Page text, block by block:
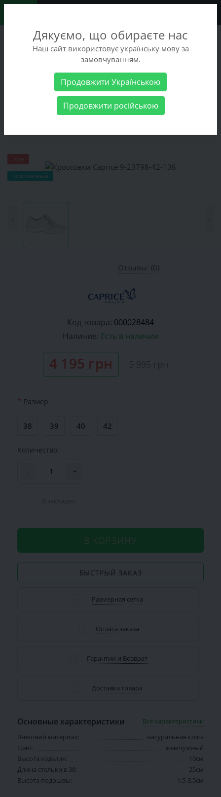
+38 (068) 486-90-09
+38 (093) 486-90-09
Женские товары Женская обувь
Кроссовки Caprice 9-23798-
ПОПУЛЯРНЫЙ
Отзывы: (0)
Код товара: 000028484
Наличие: Есть в наличии
4 195 грн
* Размер
38 39 40 42
Количество:
- +
В КОРЗИНУ
БЫСТРЫЙ ЗАКАЗ
Размерная сетка
Оплата заказа
Гарантии и Возврат
Доставка товара
Основные характеристики
Все характеристики
Внешний материал:
натуральная кожа
Цвет:
жемчужный
Высота изделия:
10см
Длина стельки в 38:
25см
Высота подошвы:
1,5-3,5см
Дякуємо, що обираєте нас
Наш сайт використовує українську мову за
замовчуванням.
Продовжити Українською
Продовжити російською